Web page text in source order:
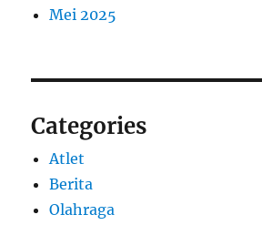
Mei 2025
Categories
Atlet
Berita
Olahraga